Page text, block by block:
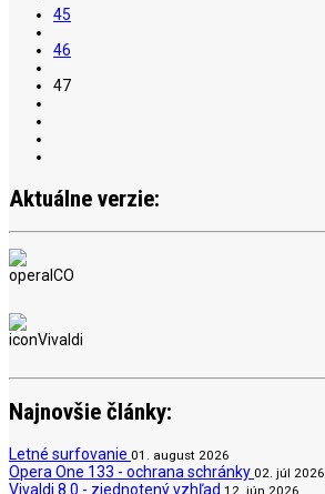
45
46
47
Aktuálne verzie:
Najnovšie články:
Letné surfovanie 01. august 2026
Opera One 133 - ochrana schránky 02. júl 2026
Vivaldi 8.0 - zjednotený vzhľad 12. jún 2026